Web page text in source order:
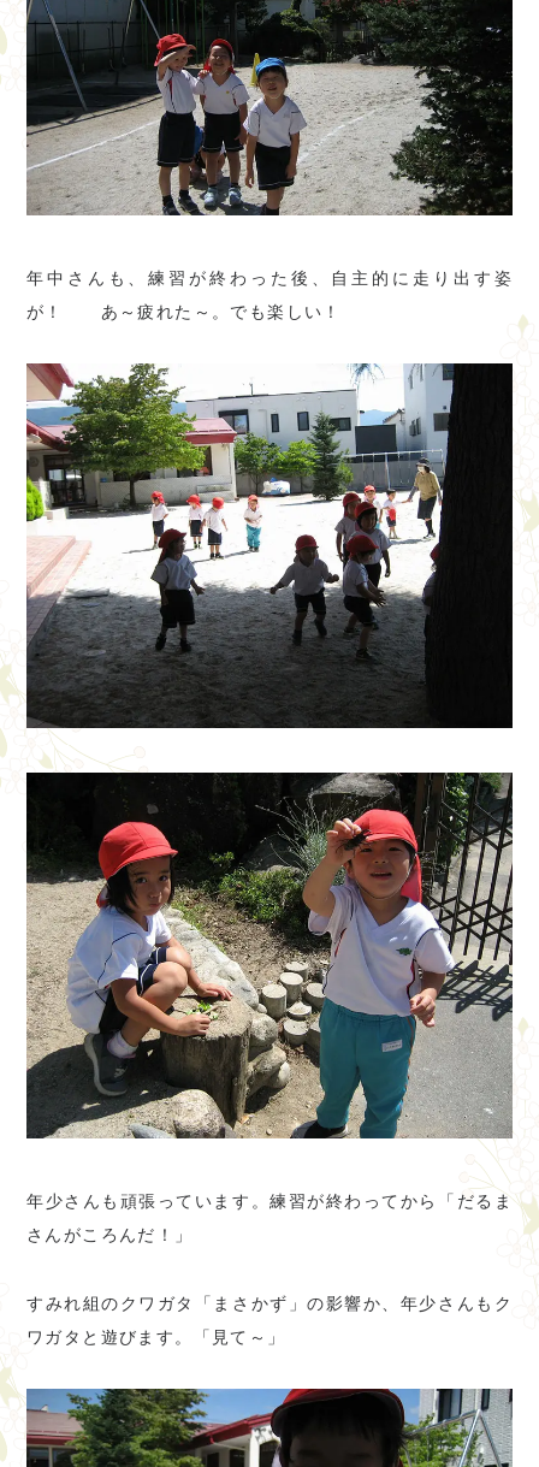
年中さんも、練習が終わった後、自主的に走り出す姿
が！ あ～疲れた～。でも楽しい！
年少さんも頑張っています。練習が終わってから「だるま
さんがころんだ！」
すみれ組のクワガタ「まさかず」の影響か、年少さんもク
ワガタと遊びます。「見て～」